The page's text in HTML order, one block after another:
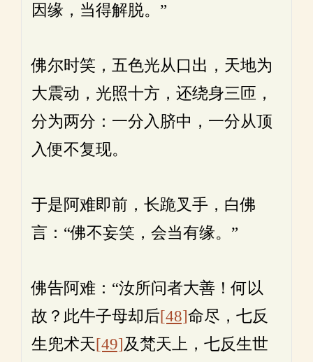
因缘，当得解脱。”
佛尔时笑，五色光从口出，天地为
大震动，光照十方，还绕身三匝，
分为两分：一分入脐中，一分从顶
入便不复现。
于是阿难即前，长跪叉手，白佛
言：“佛不妄笑，会当有缘。”
佛告阿难：“汝所问者大善！何以
故？此牛子母却后[48]命尽，七反
生兜术天[49]及梵天上，七反生世